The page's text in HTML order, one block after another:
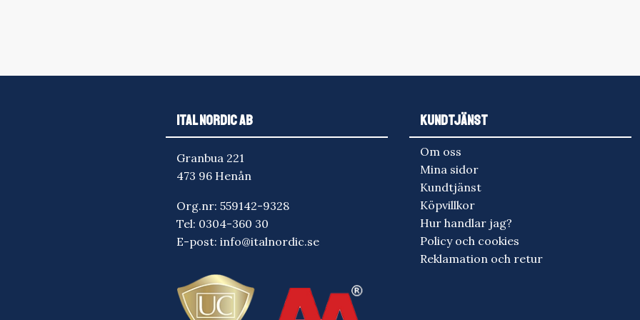
ITAL NORDIC AB
Granbua 221
473 96 Henån
Org.nr: 559142-9328
Tel: 0304-360 30
E-post:info@italnordic.se
KUNDTJÄNST
Om oss
Mina sidor
Kundtjänst
Köpvillkor
Hur handlar jag?
Policy och cookies
Reklamation och retur